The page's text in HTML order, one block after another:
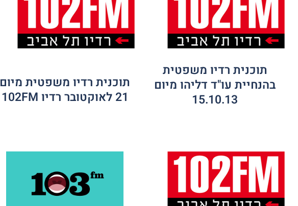
תוכנית רדיו משפטית
בהנחיית עו"ד דליהו מיום
15.10.13
תוכנית רדיו משפטית מיום
21 לאוקטובר רדיו 102FM